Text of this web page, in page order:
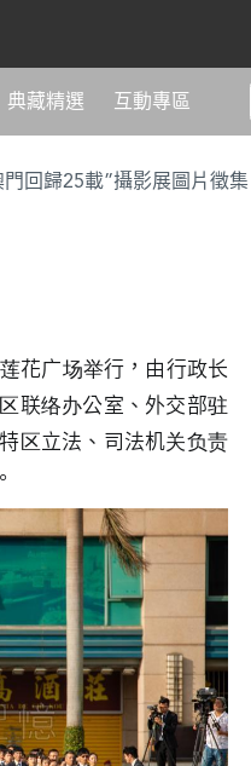
典藏精選 互動專區
回歸25載”攝影展圖片徵集
花广场举行，由行政长
联络办公室、外交部驻
区立法、司法机关负责